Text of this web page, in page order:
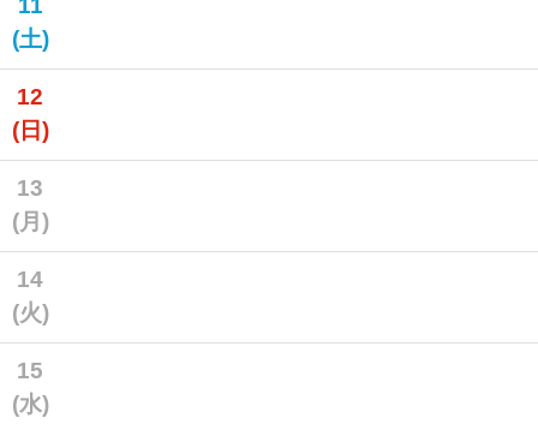
11
(土)
12
(日)
13
(月)
14
(火)
15
(水)